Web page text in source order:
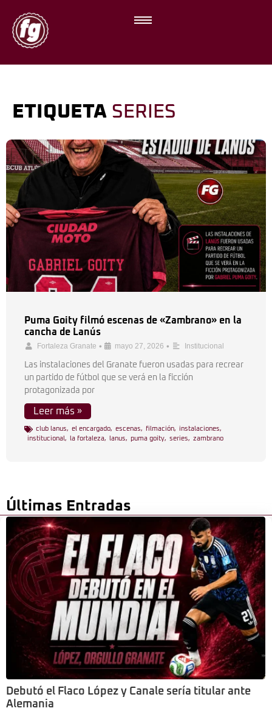
ETIQUETA SERIES
Puma Goity filmó escenas de «Zambrano» en la
cancha de Lanús
Fortaleza Granate • mayo 27, 2026 • Institucional
Las instalaciones del Granate fueron usadas para recrear
un partido de fútbol que se verá en la ficción
protagonizada por
Leer más »
club lanus, el encargado, escenas, filmación, instalaciones,
institucional , la fortaleza, lanus, puma goity, series, zambrano
Últimas Entradas
Debutó el Flaco López y Canale sería titular ante
Alemania